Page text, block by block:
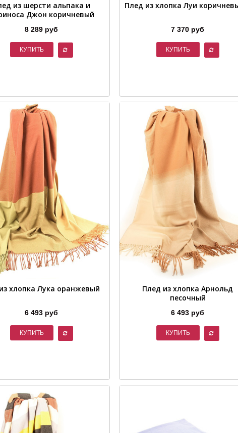
из шерсти альпака и
Джон коричневый
8 289 руб
КУПИТЬ
Плед из хлопка Луи
7 370 руб
КУПИТЬ
хлопка Лука оранжевый
6 493 руб
КУПИТЬ
Плед из хлопка Арнольд
песочный
6 493 руб
КУПИТЬ